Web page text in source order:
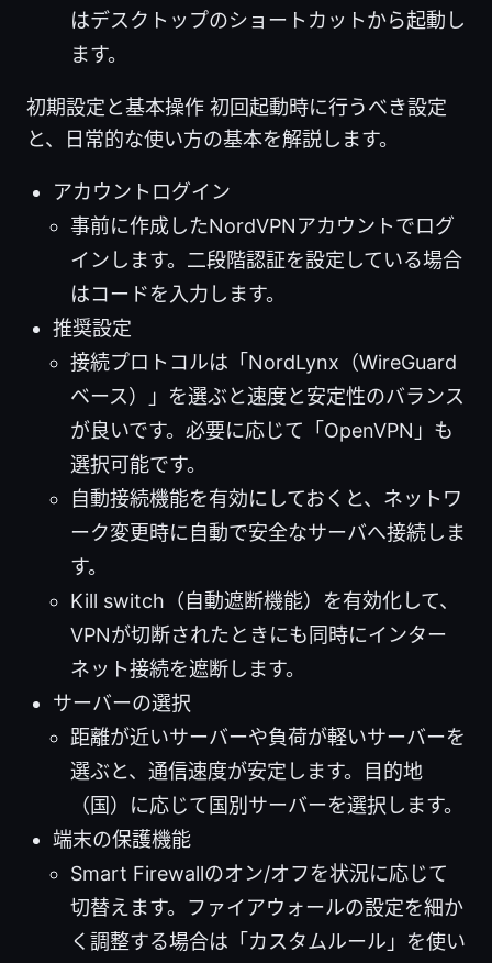
はデスクトップのショートカットから起動し
ます。
初期設定と基本操作 初回起動時に行うべき設定
と、日常的な使い方の基本を解説します。
アカウントログイン
事前に作成したNordVPNアカウントでログ
インします。二段階認証を設定している場合
はコードを入力します。
推奨設定
接続プロトコルは「NordLynx（WireGuard
ベース）」を選ぶと速度と安定性のバランス
が良いです。必要に応じて「OpenVPN」も
選択可能です。
自動接続機能を有効にしておくと、ネットワ
ーク変更時に自動で安全なサーバへ接続しま
す。
Kill switch（自動遮断機能）を有効化して、
VPNが切断されたときにも同時にインター
ネット接続を遮断します。
サーバーの選択
距離が近いサーバーや負荷が軽いサーバーを
選ぶと、通信速度が安定します。目的地
（国）に応じて国別サーバーを選択します。
端末の保護機能
Smart Firewallのオン/オフを状況に応じて
切替えます。ファイアウォールの設定を細か
く調整する場合は「カスタムルール」を使い